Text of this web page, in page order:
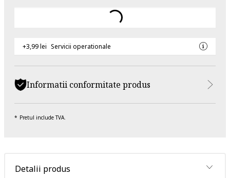
+3,99 lei Servicii operationale
Informatii conformitate produs
Pretul include TVA.
Detalii produs